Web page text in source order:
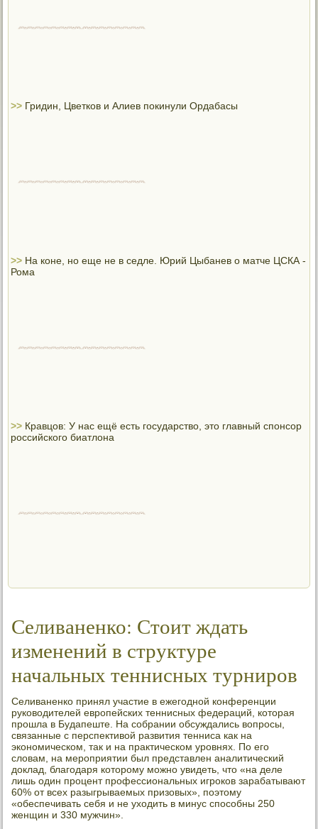
>> Гридин, Цветков и Алиев покинули Ордабасы
>> На коне, но еще не в седле. Юрий Цыбанев о матче ЦСКА -
Рома
>> Кравцов: У нас ещё есть государство, это главный спонсор
российского биатлона
Селиваненко: Стоит ждать
изменений в структуре
начальных теннисных турниров
Селиваненко принял участие в ежегодной конференции
руководителей европейских теннисных федераций, которая
прошла в Будапеште. На собрании обсуждались вопросы,
связанные с перспективой развития тенниса как на
экономическом, так и на практическом уровнях. По его
словам, на мероприятии был представлен аналитический
доклад, благодаря которому можно увидеть, что «на деле
лишь один процент профессиональных игроков зарабатывают
60% от всех разыгрываемых призовых», поэтому
«обеспечивать себя и не уходить в минус способны 250
женщин и 330 мужчин».